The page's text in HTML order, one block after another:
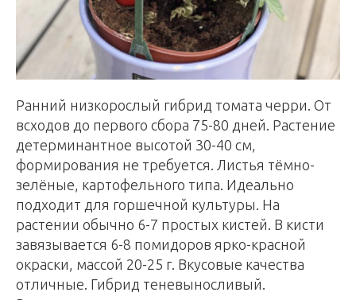
Ранний низкорослый гибрид томата черри. От
всходов до первого сбора 75-80 дней. Растение
детерминантное высотой 30-40 см,
формирования не требуется. Листья тёмно-
зелёные, картофельного типа. Идеально
подходит для горшечной культуры. На
растении обычно 6-7 простых кистей. В кисти
завязывается 6-8 помидоров ярко-красной
окраски, массой 20-25 г. Вкусовые качества
отличные. Гибрид теневыносливый.